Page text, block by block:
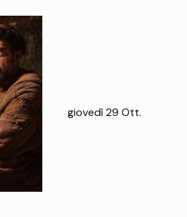
giovedì 29 Ott.